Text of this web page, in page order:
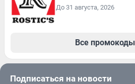
До 31 августа, 2026
Все промокоды
Подписаться на новости